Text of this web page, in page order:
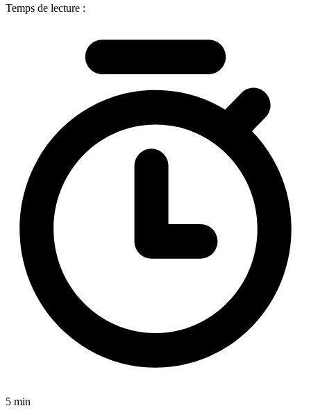
Temps de lecture :
5 min